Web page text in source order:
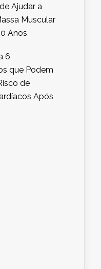
Ajudar a
Muscular
Anos
6
que Podem
de
Após